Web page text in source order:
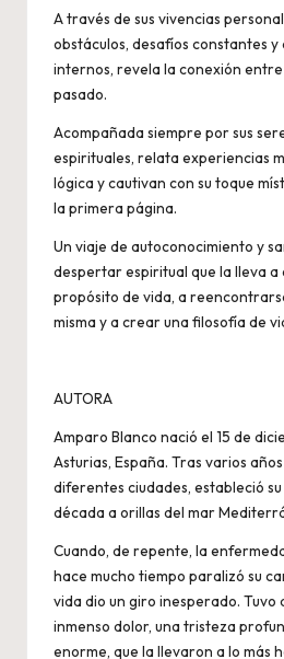
A través de sus vivencias
obstáculos, desafíos constantes
internos, revela la conexión entre
pasado.
Acompañada siempre por sus
espirituales, relata experiencias
lógica y cautivan con su toque
la primera página.
Un viaje de autoconocimiento y
despertar espiritual que la lleva a
propósito de vida, a
misma y a crear una filosofía de
AUTORA
Amparo Blanco nació el 15 de
Asturias, España. Tras varios
diferentes ciudades, estableció
década a orillas del mar
Cuando, de repente, la
hace mucho tiempo paralizó su
vida dio un giro inesperado.
inmenso dolor, una tristeza
enorme, que la llevaron a lo más